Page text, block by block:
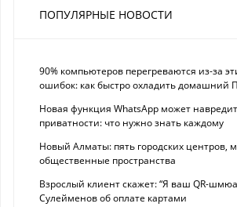
ПОПУЛЯРНЫЕ НОВОСТИ
90% компьютеров перегреваются из-за
ошибок: как быстро охладить домашний
Новая функция WhatsApp может
приватности: что нужно знать каждому
Новый Алматы: пять городских центров,
общественные пространства
Взрослый клиент скажет: “Я ваш QR-
Сулейменов об оплате картами